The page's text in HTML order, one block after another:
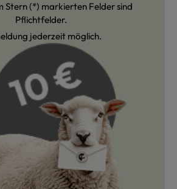
Stern (*) markierten Felder sind
Pflichtfelder.
jederzeit möglich.